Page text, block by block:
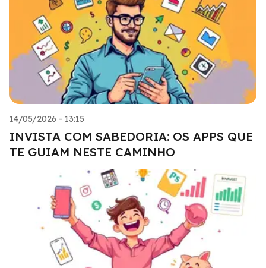
14/05/2026 - 13:15
INVISTA COM SABEDORIA: OS APPS QUE
TE GUIAM NESTE CAMINHO